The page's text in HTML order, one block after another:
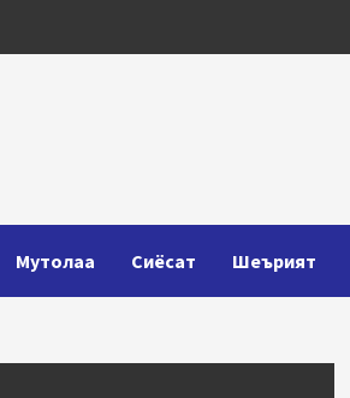
Мутолаа Сиёсат Шеърият